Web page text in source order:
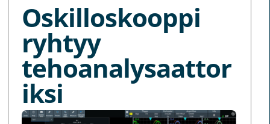
Oskilloskooppi
ryhtyy
tehoanalysaattor
iksi